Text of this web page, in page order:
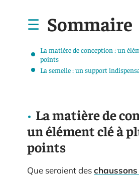
Sommaire
La matière de conception : un
points
La semelle : un support
La matière de
un élément clé à
points
Que seraient des